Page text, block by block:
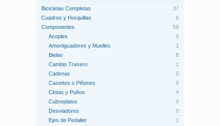
Bicicletas Completas
37
Cuadros y Horquillas
6
Componentes
59
Acoples
0
Amortiguadores y Muelles
1
Bielas
8
Cambio Trasero
1
Cadenas
0
Casettes o Piñones
0
Cintas y Puños
4
Cubreplatos
0
Desviadores
0
Ejes de Pedalier
1